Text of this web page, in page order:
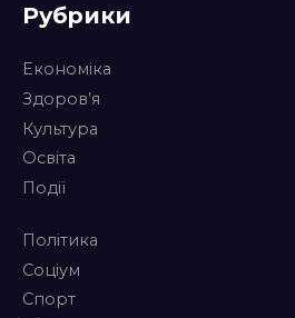
Рубрики
Економіка
Здоров’я
Культура
Освіта
Події
Політика
Соціум
Спорт